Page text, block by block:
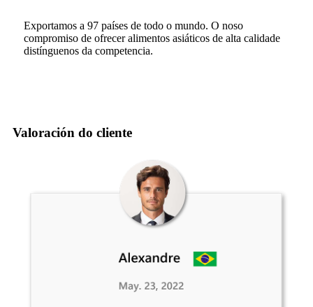
Exportamos a 97 países de todo o mundo. O noso
compromiso de ofrecer alimentos asiáticos de alta calidade
distínguenos da competencia.
Valoración do cliente